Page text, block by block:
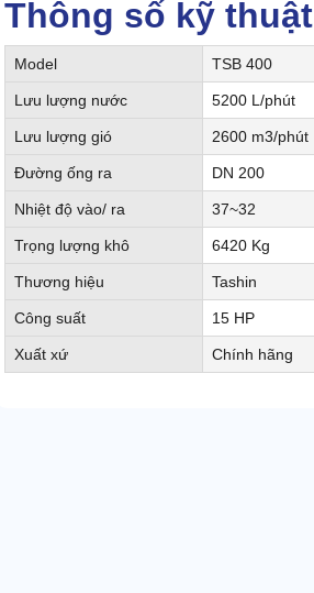
Thông số kỹ thuật
Model TSB 400
Lưu lượng nước 5200 L/phút
Lưu lượng gió 2600 m3/phút
Đường ống ra DN 200
Nhiệt độ vào/ ra 37~32
Trọng lượng khô 6420 Kg
Thương hiệu Tashin
Công suất 15 HP
Xuất xứ Chính hãng